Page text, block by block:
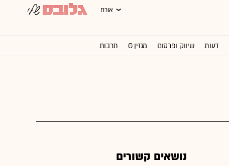
אורח
דעות שיווק ופרסום מגזין G תרבות
נושאים קשורים